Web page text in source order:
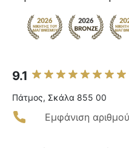
9.1
Πάτμος, Σκάλα 855 00
Εμφάνιση